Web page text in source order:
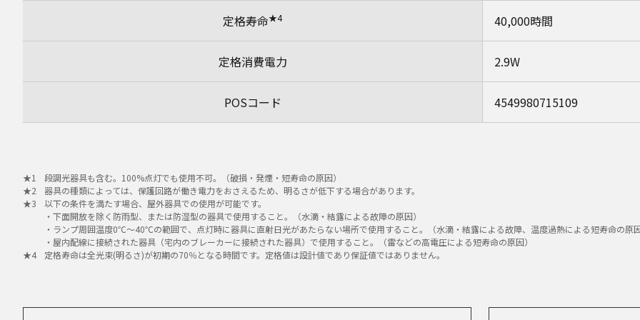
定格寿命★4 40,000時間
定格消費電力 2.9W
POSコード 4549980715109
段調光器具も含む。100%点灯でも使用不可。（破損・発煙・短寿命の原因）
器具の種類によっては、保護回路が働き電力をおさえるため、明るさが低下する場合があります。
以下の条件を満たす場合、屋外器具での使用が可能です。
・下面開放を除く防雨型、または防湿型の器具で使用すること。（水滴・結露による故障の原因）
・ランプ周囲温度0℃～40℃の範囲で、点灯時に器具に直射日光があたらない場所で使用すること。（水滴・結露による故障、温度過熱による短寿命の原
・屋内配線に接続された器具（宅内のブレーカーに接続された器具）で使用すること。（雷などの高電圧による短寿命の原因）
定格寿命は全光束(明るさ)が初期の70％となる時間です。定格値は設計値であり保証値ではありません。